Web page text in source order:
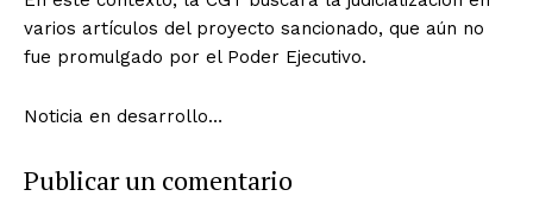
varios artículos del proyecto sancionado, que aún no
fue promulgado por el Poder Ejecutivo.
Noticia en desarrollo…
Publicar un comentario